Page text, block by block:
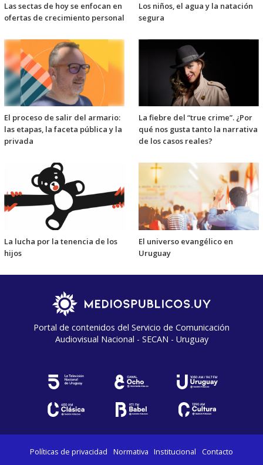
Las sectas de hoy se enfocan en
ofertas de crecimiento personal
Los niños, el agua y la natación
segura
El proceso de salir del armario:
las etapas, la faceta pública y la
privada
La fiebre del “true crime”. ¿Por
qué nos gusta tanto la narrativa
de los casos reales?
La lucha por la tenencia de los
hijos
El universo evangélico en
Uruguay
Portal de contenidos del Servicio de Comunicación
Audiovisual Nacional - SECAN - Uruguay
Políticas de privacidad Normativa Institucional Contacto